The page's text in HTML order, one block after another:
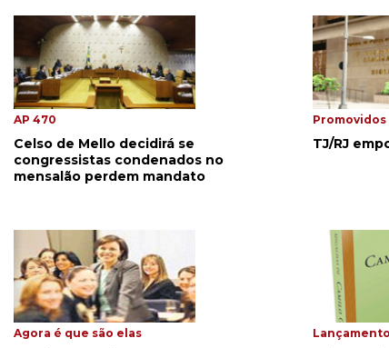
AP 470
Celso de Mello decidirá se
congressistas condenados no
mensalão perdem mandato
Promovidos
TJ/RJ
Agora é que são elas Lançamento